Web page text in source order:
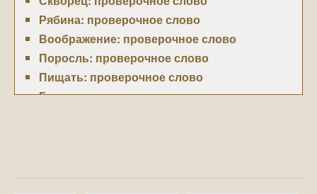
Рябина: проверочное слово
Воображение: проверочное слово
Поросль: проверочное слово
Пищать: проверочное слово
Голова: проверочное слово